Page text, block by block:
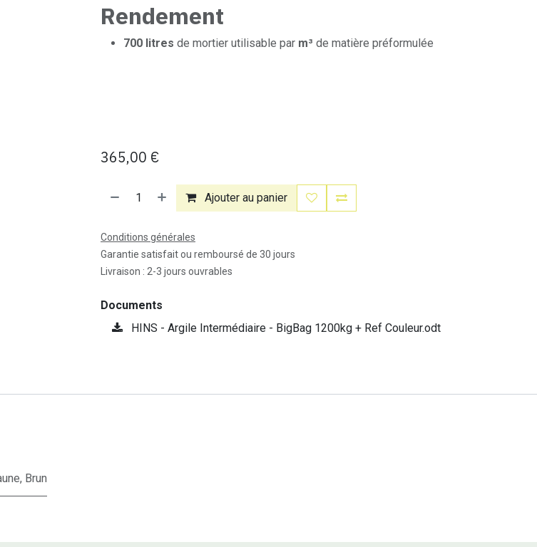
Rendement
700 litres de mortier utilisable par m³ de matière préformulée
365,00 €
Ajouter au panier
Conditions générales
Garantie satisfait ou remboursé de 30 jours
Livraison : 2-3 jours ouvrables
Documents
HINS - Argile Intermédiaire - BigBag 1200kg + Ref Couleur.odt
, Brun